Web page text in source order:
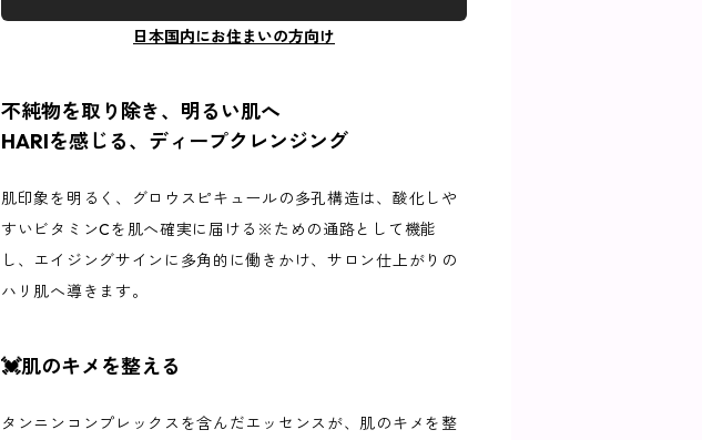
日本国内にお住まいの方向け
不純物を取り除き、明るい肌へ
HARIを感じる、ディープクレンジング
肌印象を明るく、グロウスピキュールの多孔構造は、酸化しや
すいビタミンCを肌へ確実に届ける※ための通路として機能
し、エイジングサインに多角的に働きかけ、サロン仕上がりの
ハリ肌へ導きます。
💓肌のキメを整える
タンニンコンプレックスを含んだエッセンスが、肌のキメを整